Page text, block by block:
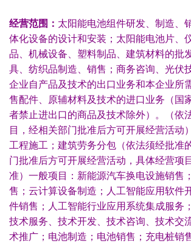
经营范围： 太阳能电池组件研发、制造、
体化设备的设计和安装；太阳能电池片、
品、机械设备、塑料制品、建筑材料的批
具、纺织品制造、销售；商务咨询、光伏
企业自产品及技术的出口业务和本企业所
售配件、原辅材料及技术的进口业务（国
者禁止进出口的商品及技术除外）。（依
目，经相关部门批准后方可开展经营活动
工程施工；建筑劳务分包（依法须经批准
门批准后方可开展经营活动，具体经营项
准）一般项目：新能源汽车换电设施销售
售；云计算设备制造；人工智能应用软件
件销售；人工智能行业应用系统集成服务
技术服务、技术开发、技术咨询、技术交
术推广；电池制造；电池销售；充电桩销